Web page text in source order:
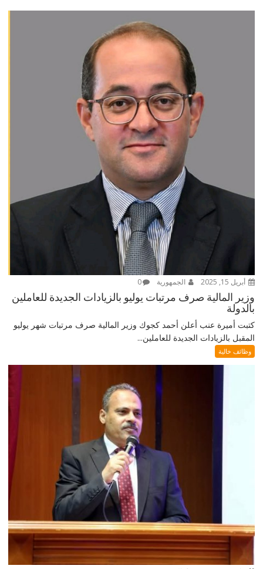
أبريل 15, 2025 الجمهورية 0
وزير المالية صرف مرتبات يوليو بالزيادات الجديدة للعاملين
بالدولة
كتبت أميرة عنب أعلن أحمد كجوك وزير المالية صرف مرتبات شهر يوليو
المقبل بالزيادات الجديدة للعاملين...
وظائف خالية